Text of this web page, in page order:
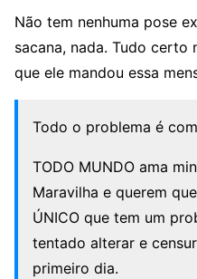
Não tem nenhuma pose
sacana, nada. Tudo
que ele mandou essa
Todo o problema é
TODO MUNDO ama
Maravilha e querem
ÚNICO que tem um
tentado alterar e
primeiro dia.